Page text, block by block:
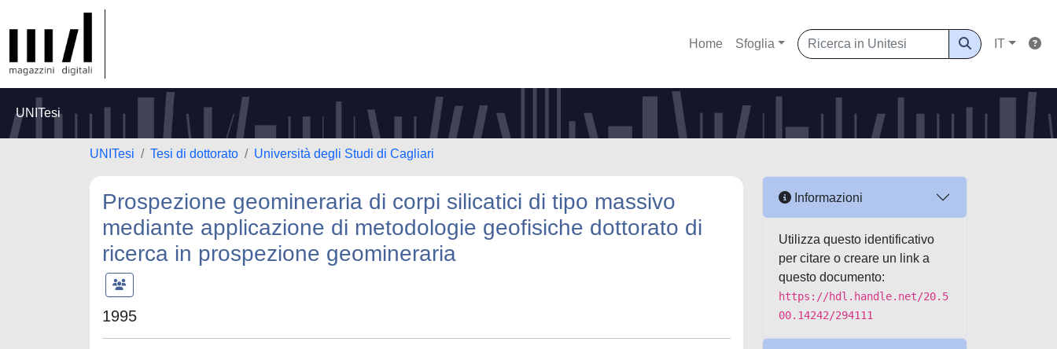
Home Sfoglia IT
UNITesi
UNITesi Tesi di dottorato Università degli Studi di Cagliari
Prospezione geomineraria di corpi silicatici di tipo massivo
mediante applicazione di metodologie geofisiche dottorato di
ricerca in prospezione geomineraria
1995
Informazioni
Utilizza questo identificativo
per citare o creare un link a
questo documento:
https://hdl.handle.net/20.5
00.14242/294111